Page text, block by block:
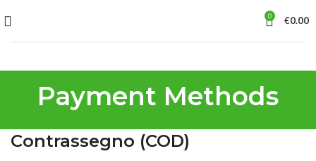
0 €0.00
Payment Methods
Contrassegno (COD)